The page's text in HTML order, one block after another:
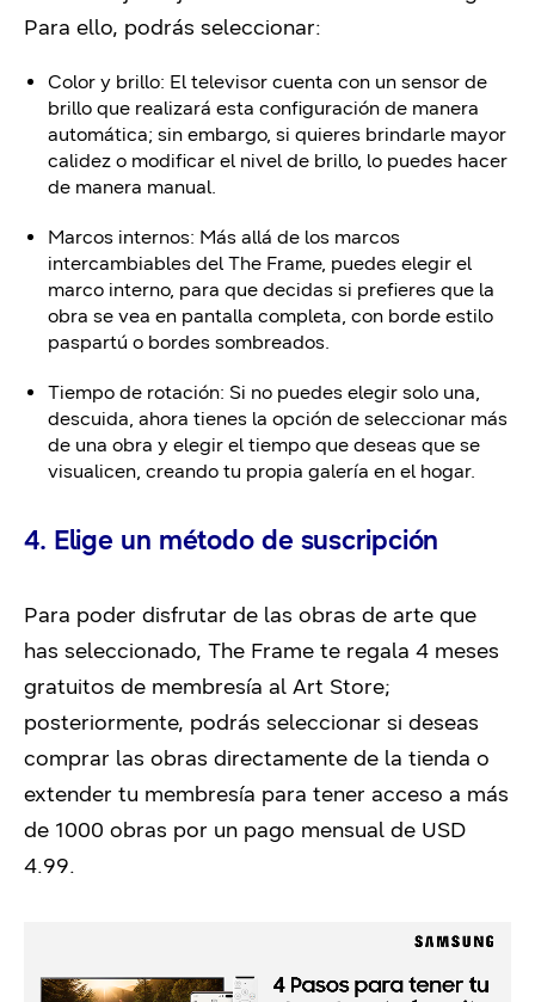
Para ello, podrás seleccionar:
Color y brillo: El televisor cuenta con un sensor de
brillo que realizará esta configuración de manera
automática; sin embargo, si quieres brindarle mayor
calidez o modificar el nivel de brillo, lo puedes hacer
de manera manual.
Marcos internos: Más allá de los marcos
intercambiables del The Frame, puedes elegir el
marco interno, para que decidas si prefieres que la
obra se vea en pantalla completa, con borde estilo
paspartú o bordes sombreados.
Tiempo de rotación: Si no puedes elegir solo una,
descuida, ahora tienes la opción de seleccionar más
de una obra y elegir el tiempo que deseas que se
visualicen, creando tu propia galería en el hogar.
4. Elige un método de suscripción
Para poder disfrutar de las obras de arte que
has seleccionado, The Frame te regala 4 meses
gratuitos de membresía al Art Store;
posteriormente, podrás seleccionar si deseas
comprar las obras directamente de la tienda o
extender tu membresía para tener acceso a más
de 1000 obras por un pago mensual de USD
4.99.